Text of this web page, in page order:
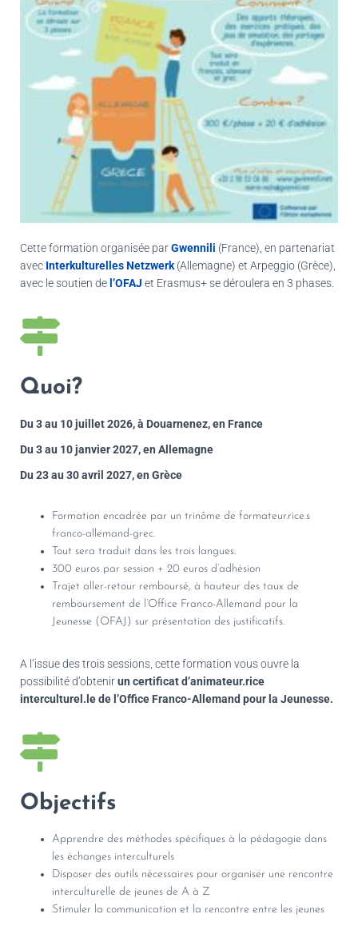
Cette formation organisée parGwennili (France), en partenariat
avec Interkulturelles Netzwerk(Allemagne) et Arpeggio (Grèce),
avec le soutien de l’OFAJ et Erasmus+ se déroulera en 3 phases.
Quoi?
Du 3 au 10 juillet 2026, à Douarnenez, en France
Du 3 au 10 janvier 2027, en Allemagne
Du 23 au 30 avril 2027, en Grèce
Formation encadrée par un trinôme de formateur.rice.s
franco-allemand-grec.
Tout sera traduit dans les trois langues.
300 euros par session + 20 euros d’adhésion
Trajet aller-retour remboursé, à hauteur des taux de
remboursement de l’Office Franco-Allemand pour la
Jeunesse (OFAJ) sur présentation des justificatifs.
A l’issue des trois sessions, cette formation vous ouvre la
possibilité d’obtenirun certificat d’animateur.rice
interculturel.le de l’Office Franco-Allemand pour la Jeunesse.
Objectifs
Apprendre des méthodes spécifiques à la pédagogie dans
les échanges interculturels
Disposer des outils nécessaires pour organiser une rencontre
interculturelle de jeunes de A à Z
Stimuler la communication et la rencontre entre les jeunes